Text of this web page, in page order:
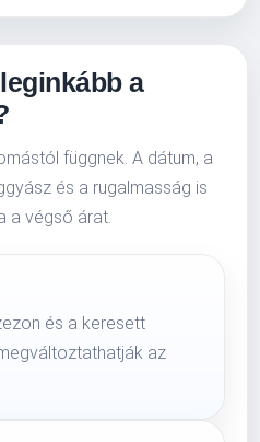
a
függnek. A dátum, a
és a rugalmasság is
a végső árat.
és a keresett
az